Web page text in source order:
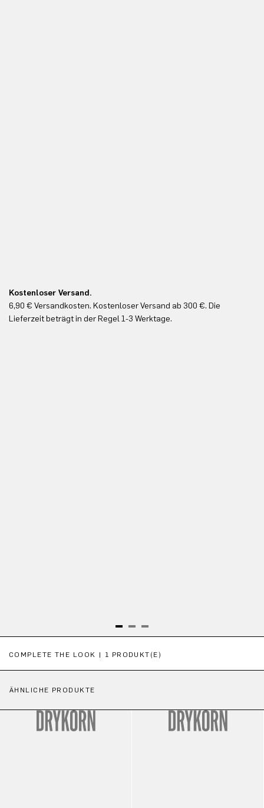
Kostenloser Versand.
6,90 € Versandkosten. Kostenloser Versand ab 300 €. Die
Lieferzeit beträgt in der Regel 1-3 Werktage.
COMPLETE THE LOOK | 1 PRODUKT(E)
ÄHNLICHE PRODUKTE